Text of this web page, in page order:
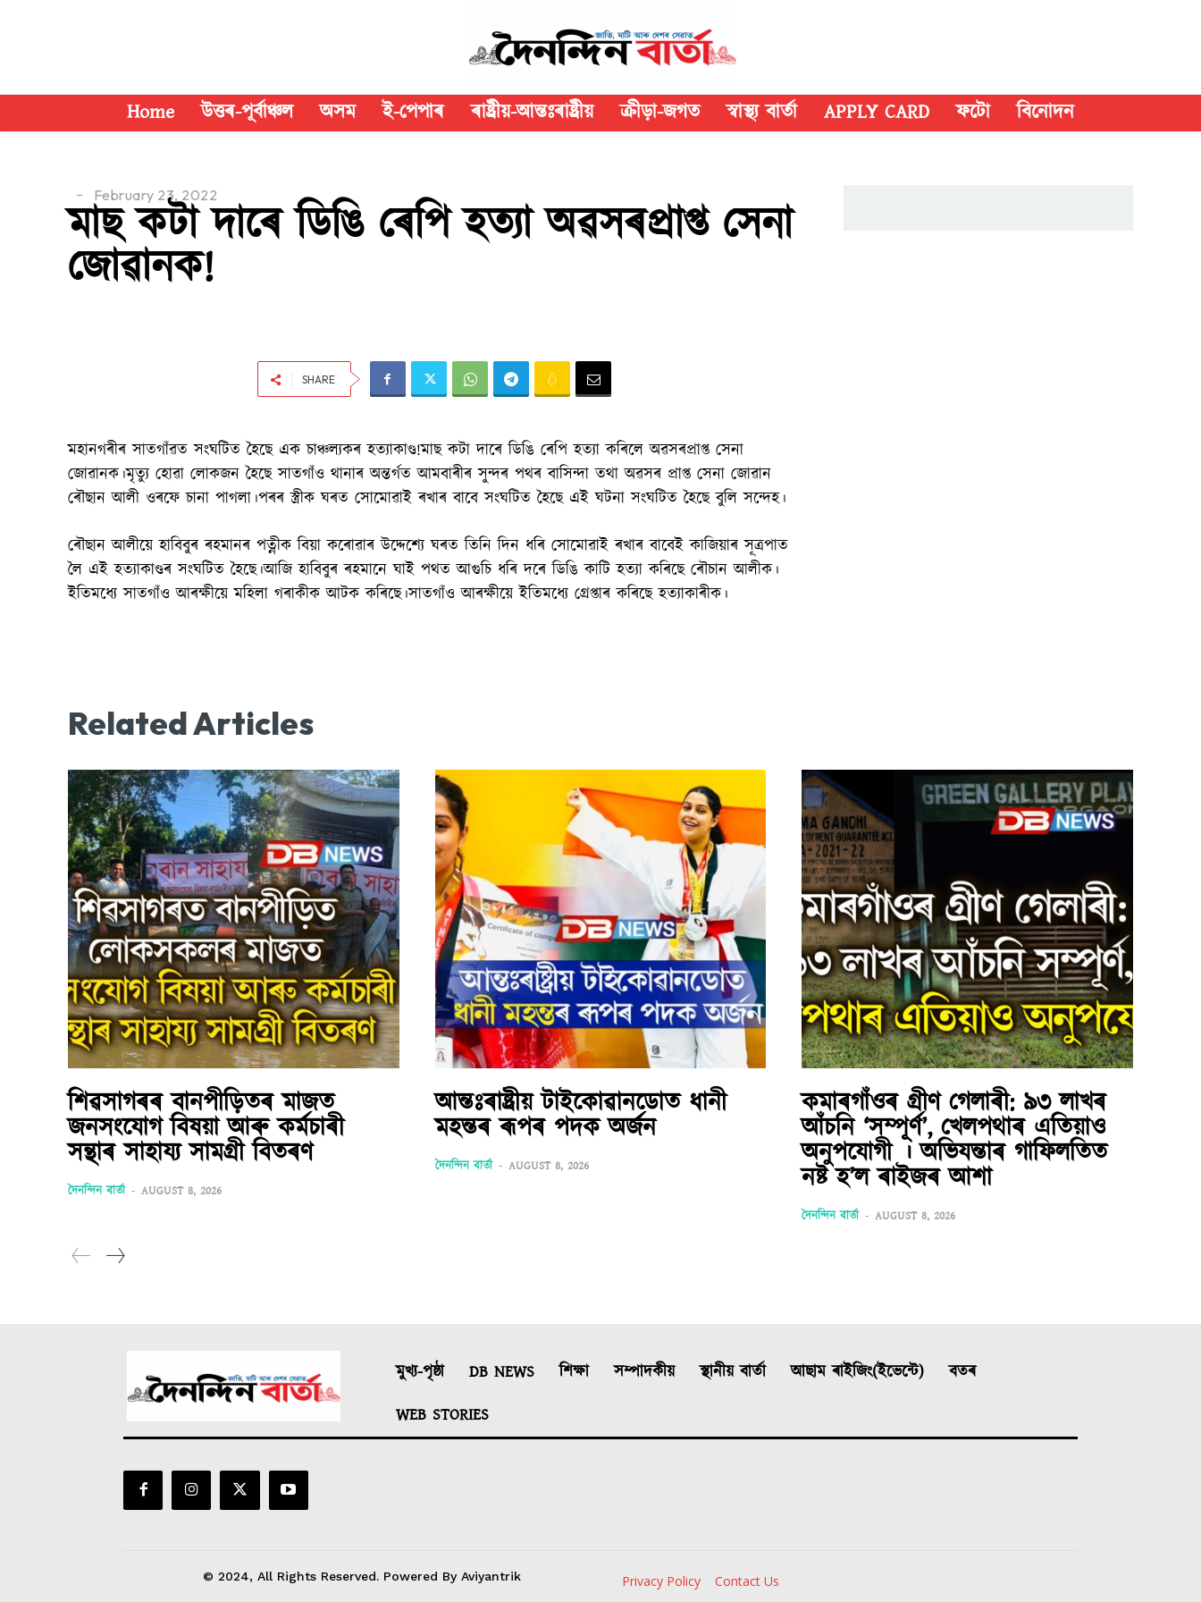
Home উত্তৰ-পূৰ্বাঞ্চল অসম ই-পেপাৰ ৰাষ্ট্ৰীয়-আন্তঃৰাষ্ট্ৰীয় ক্রীড়া-জগত স্বাস্থ্য বাৰ্তা APPLY CARD ফটো বিনোদন
February 23, 2022
মাছ কটা দাৰে ডিঙি ৰেপি হত্যা অৱসৰপ্ৰাপ্ত সেনা
জোৱানক!
SHARE
মহানগৰীৰ সাতগাঁৱত সংঘটিত হৈছে এক চাঞ্চল্যকৰ হত্যাকাণ্ড!মাছ কটা দাৰে ডিঙি ৰেপি হত্যা কৰিলে অৱসৰপ্ৰাপ্ত সেনা
জোৱানক।মৃত্যু হোৱা লোকজন হৈছে সাতগাঁও থানাৰ অন্তৰ্গত আমবাৰীৰ সুন্দৰ পথৰ বাসিন্দা তথা অৱসৰ প্ৰাপ্ত সেনা জোৱান
ৰৌছান আলী ওৰফে চানা পাগলা।পৰৰ স্ত্ৰীক ঘৰত সোমোৱাই ৰখাৰ বাবে সংঘটিত হৈছে এই ঘটনা সংঘটিত হৈছে বুলি সন্দেহ।
ৰৌছান আলীয়ে হাবিবুৰ ৰহমানৰ পত্নীক বিয়া কৰোৱাৰ উদ্দেশ্যে ঘৰত তিনি দিন ধৰি সোমোৱাই ৰখাৰ বাবেই কাজিয়াৰ সূত্ৰপাত
লৈ এই হত্যাকাণ্ডৰ সংঘটিত হৈছে।আজি হাবিবুৰ ৰহমানে ঘাই পথত আগুচি ধৰি দৰে ডিঙি কাটি হত্যা কৰিছে ৰৌচান আলীক।
ইতিমধ্যে সাতগাঁও আৰক্ষীয়ে মহিলা গৰাকীক আটক কৰিছে।সাতগাঁও আৰক্ষীয়ে ইতিমধ্যে গ্ৰেপ্তাৰ কৰিছে হত্যাকাৰীক।
Related Articles
শিৱসাগৰৰ বানপীড়িতৰ মাজত
জনসংযোগ বিষয়া আৰু কৰ্মচাৰী
সন্থাৰ সাহায্য সামগ্ৰী বিতৰণ
দৈনন্দিন বাৰ্তা - AUGUST 8, 2026
আন্তঃৰাষ্ট্ৰীয় টাইকোৱানডোত ধানী
মহন্তৰ ৰূপৰ পদক অৰ্জন
দৈনন্দিন বাৰ্তা - AUGUST 8, 2026
কমাৰগাঁওৰ গ্ৰীণ গেলাৰী: ৯৩ লাখৰ
আঁচনি ‘সম্পূৰ্ণ’, খেলপথাৰ এতিয়াও
অনুপযোগী । অভিযন্তাৰ গাফিলতিত
নষ্ট হ’ল ৰাইজৰ আশা
দৈনন্দিন বাৰ্তা - AUGUST 8, 2026
মুখ্য-পৃষ্ঠা DB NEWS শিক্ষা সম্পাদকীয় স্থানীয় বাৰ্তা আছাম ৰাইজিং(ইভেন্টে)
বতৰ
WEB STORIES
© 2024, All Rights Reserved. Powered By Aviyantrik Privacy Policy Contact Us